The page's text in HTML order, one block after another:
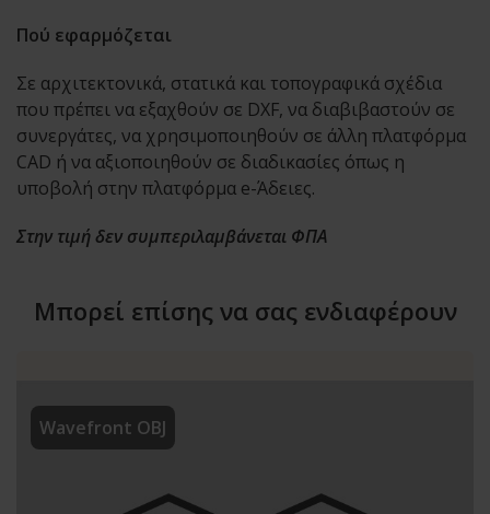
Πού εφαρμόζεται
Σε αρχιτεκτονικά, στατικά και τοπογραφικά σχέδια
που πρέπει να εξαχθούν σε DXF, να διαβιβαστούν σε
συνεργάτες, να χρησιμοποιηθούν σε άλλη πλατφόρμα
CAD ή να αξιοποιηθούν σε διαδικασίες όπως η
υποβολή στην πλατφόρμα e-Άδειες.
Στην τιμή δεν συμπεριλαμβάνεται ΦΠΑ
Μπορεί επίσης να σας ενδιαφέρουν
Wavefront OBJ